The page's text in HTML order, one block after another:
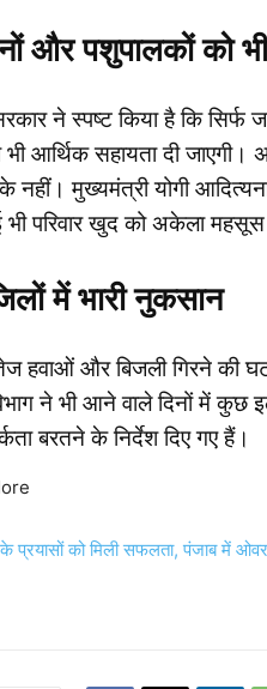
और पशुपालकों को
ने स्पष्ट किया है कि सिर्फ
भी आर्थिक सहायता दी जाएगी।
नहीं। मुख्यमंत्री योगी
परिवार खुद को अकेला महसूस
में भारी नुकसान
तेज हवाओं और बिजली गिरने की
ने भी आने वाले दिनों में
बरतने के निर्देश दिए गए हैं।
प्रयासों को मिली सफलता, पंजाब में